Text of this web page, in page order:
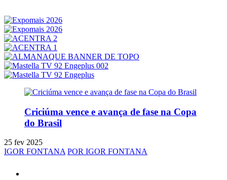
Criciúma vence e avança de fase na Copa
do Brasil
25 fev 2025
IGOR FONTANA POR IGOR FONTANA